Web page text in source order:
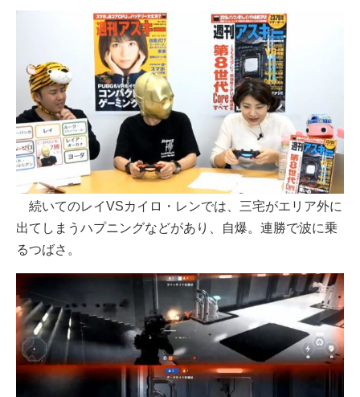
続いてのレイVSカイロ・レンでは、三宅がエリア外に
出てしまうハプニングなどがあり、自爆。連勝で波に乗
るつばさ。